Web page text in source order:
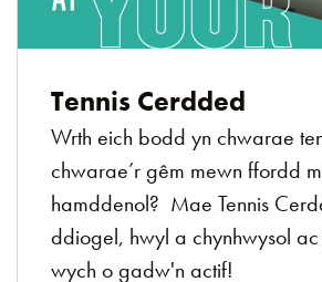
Tennis Cerdded
Wrth eich bodd yn chwarae
chwarae’r gêm mewn ffordd
hamddenol? Mae Tennis
ddiogel, hwyl a chynhwysol
wych o gadw'n actif!